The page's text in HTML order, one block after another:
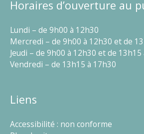
Horaires d’ouverture au
Lundi – de 9h00 à 12h30
Mercredi – de 9h00 à 12h30 et de
Jeudi – de 9h00 à 12h30 et de 13h15
Vendredi – de 13h15 à 17h30
Liens
Accessibilité : non conforme